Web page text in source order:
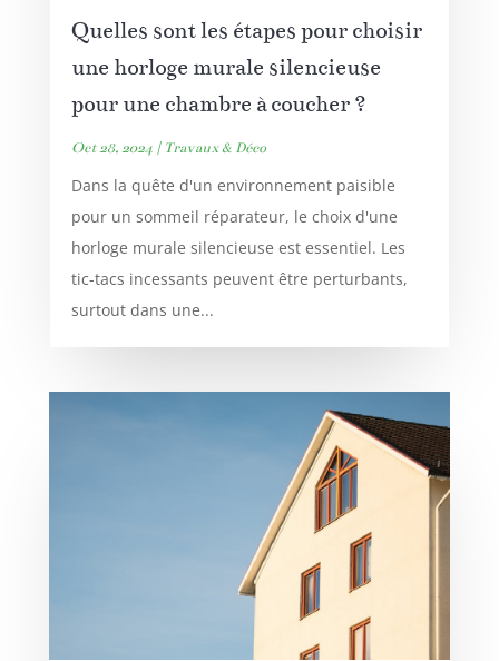
Quelles sont les étapes pour choisir
une horloge murale silencieuse
pour une chambre à coucher ?
Oct 28, 2024| Travaux & Déco
Dans la quête d'un environnement paisible
pour un sommeil réparateur, le choix d'une
horloge murale silencieuse est essentiel. Les
tic-tacs incessants peuvent être perturbants,
surtout dans une...